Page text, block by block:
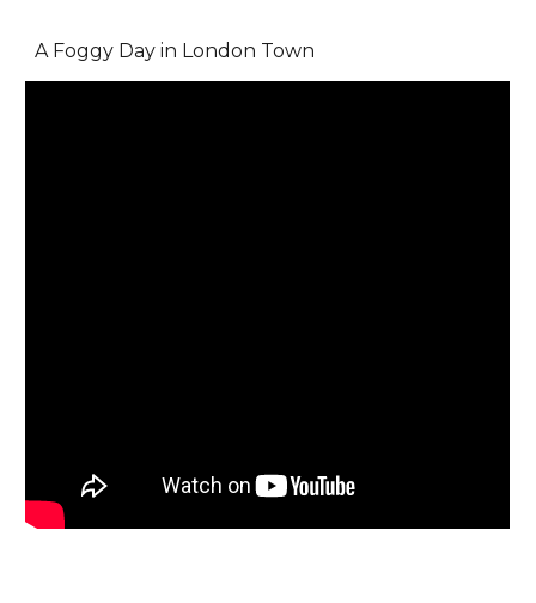
A Foggy Day in London Town